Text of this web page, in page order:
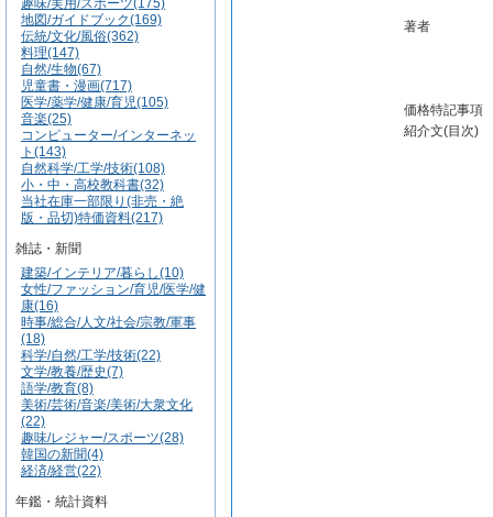
趣味/実用/スポーツ(175)
地図/ガイドブック(169)
伝統/文化/風俗(362)
料理(147)
自然/生物(67)
児童書・漫画(717)
医学/薬学/健康/育児(105)
音楽(25)
コンピューター/インターネッ
ト(143)
自然科学/工学/技術(108)
小・中・高校教科書(32)
当社在庫一部限り(非売・絶
版・品切)特価資料(217)
雑誌・新聞
建築/インテリア/暮らし(10)
女性/ファッション/育児/医学/健
康(16)
時事/総合/人文/社会/宗教/軍事
(18)
科学/自然/工学/技術(22)
文学/教養/歴史(7)
語学/教育(8)
美術/芸術/音楽/美術/大衆文化
(22)
趣味/レジャー/スポーツ(28)
韓国の新聞(4)
経済/経営(22)
年鑑・統計資料
著者
価格特記事項
紹介文(目次)